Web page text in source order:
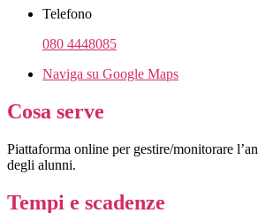
Telefono
080 4448085
Naviga su Google Maps
Cosa serve
Piattaforma online per gestire/monitorare
degli alunni.
Tempi e scadenze